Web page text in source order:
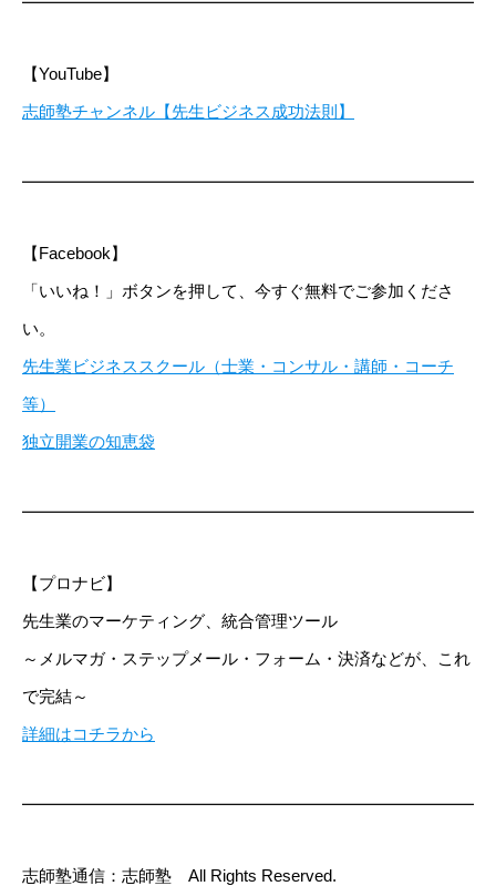
【YouTube】
志師塾チャンネル【先生ビジネス成功法則】
【Facebook】
「いいね！」ボタンを押して、今すぐ無料でご参加くださ
い。
先生業ビジネススクール（士業・コンサル・講師・コーチ
等）
独立開業の知恵袋
【プロナビ】
先生業のマーケティング、統合管理ツール
～メルマガ・ステップメール・フォーム・決済などが、これ
で完結～
詳細はコチラから
志師塾通信：志師塾 All Rights Reserved.